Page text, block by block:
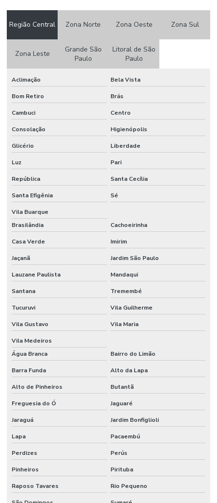
Etiquetas Adesivas
Etiquetas Adesivas 105 X 50mm
Etiquetas Adesivas Em Couche No Paraná
Etiquetas Adesivas Em Rolos
Etiquetas Adesivas Em Rolos De Diversas Medidas
Etiquetas Adesivas Para Caixas
Etiquetas Adesivas Para Embalagens
Etiquetas Adesivas Para Impressora
Etiquetas Adesivas Para Móveis
Etiquetas Adesivas Para Móveis Minas Gerais
Etiquetas Adesivas Personalizadas
Etiquetas Adesivas Personalizadas Em Santa Catarina
Etiquetas Adesivas Removíveis
Etiquetas Adesivas Resistentes Para Sacaria
Etiquetas Adesivas Sem Resíduo
Etiquetas Adesivas Térmicas Para Identificação
Etiquetas Autocolantes
Etiquetas Autocolantes Personalizadas
Etiquetas Bopp Adesiva
Etiquetas Bopp Adesiva Para Câmara Fria
Etiquetas Bopp Adesiva Para Congelados
Etiquetas Bopp Adesiva Para Identificação De Produtos
Etiquetas Bopp Para Laboratório
Etiquetas Bopp Removíveis Paraná
Etiquetas Bopp Removíveis Santa Catarina
Etiquetas Bopp Sem Cola Para Vidros
Região Central Zona Norte Zona Oeste Zona Sul
Zona Leste
Grande São
Paulo
Litoral de São
Paulo
Aclimação Bela Vista
Bom Retiro Brás
Cambuci Centro
Consolação Higienópolis
Glicério Liberdade
Luz Pari
República Santa Cecília
Santa Efigênia Sé
Vila Buarque
Brasilândia
Cachoeirinha
Casa Verde Imirim
Jaçanã Jardim São Paulo
Lauzane Paulista Mandaqui
Santana Tremembé
Tucuruvi Vila Guilherme
Vila Gustavo Vila Maria
Vila Medeiros
Água Branca
Bairro do Limão
Barra Funda Alto da Lapa
Alto de Pinheiros Butantã
Freguesia do Ó Jaguaré
Jaraguá Jardim Bonfiglioli
Lapa Pacaembú
Perdizes Perús
Pinheiros Pirituba
Raposo Tavares Rio Pequeno